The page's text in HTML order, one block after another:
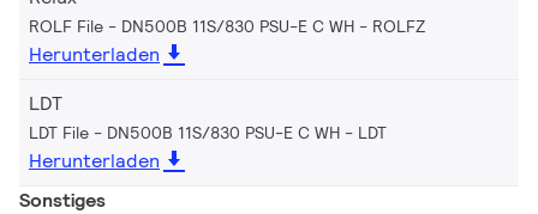
ROLF File - DN500B 11S/830 PSU-E C WH ROLFZ
Herunterladen
LDT
LDT File - DN500B 11S/830 PSU-E C WH LDT
Herunterladen
Sonstiges